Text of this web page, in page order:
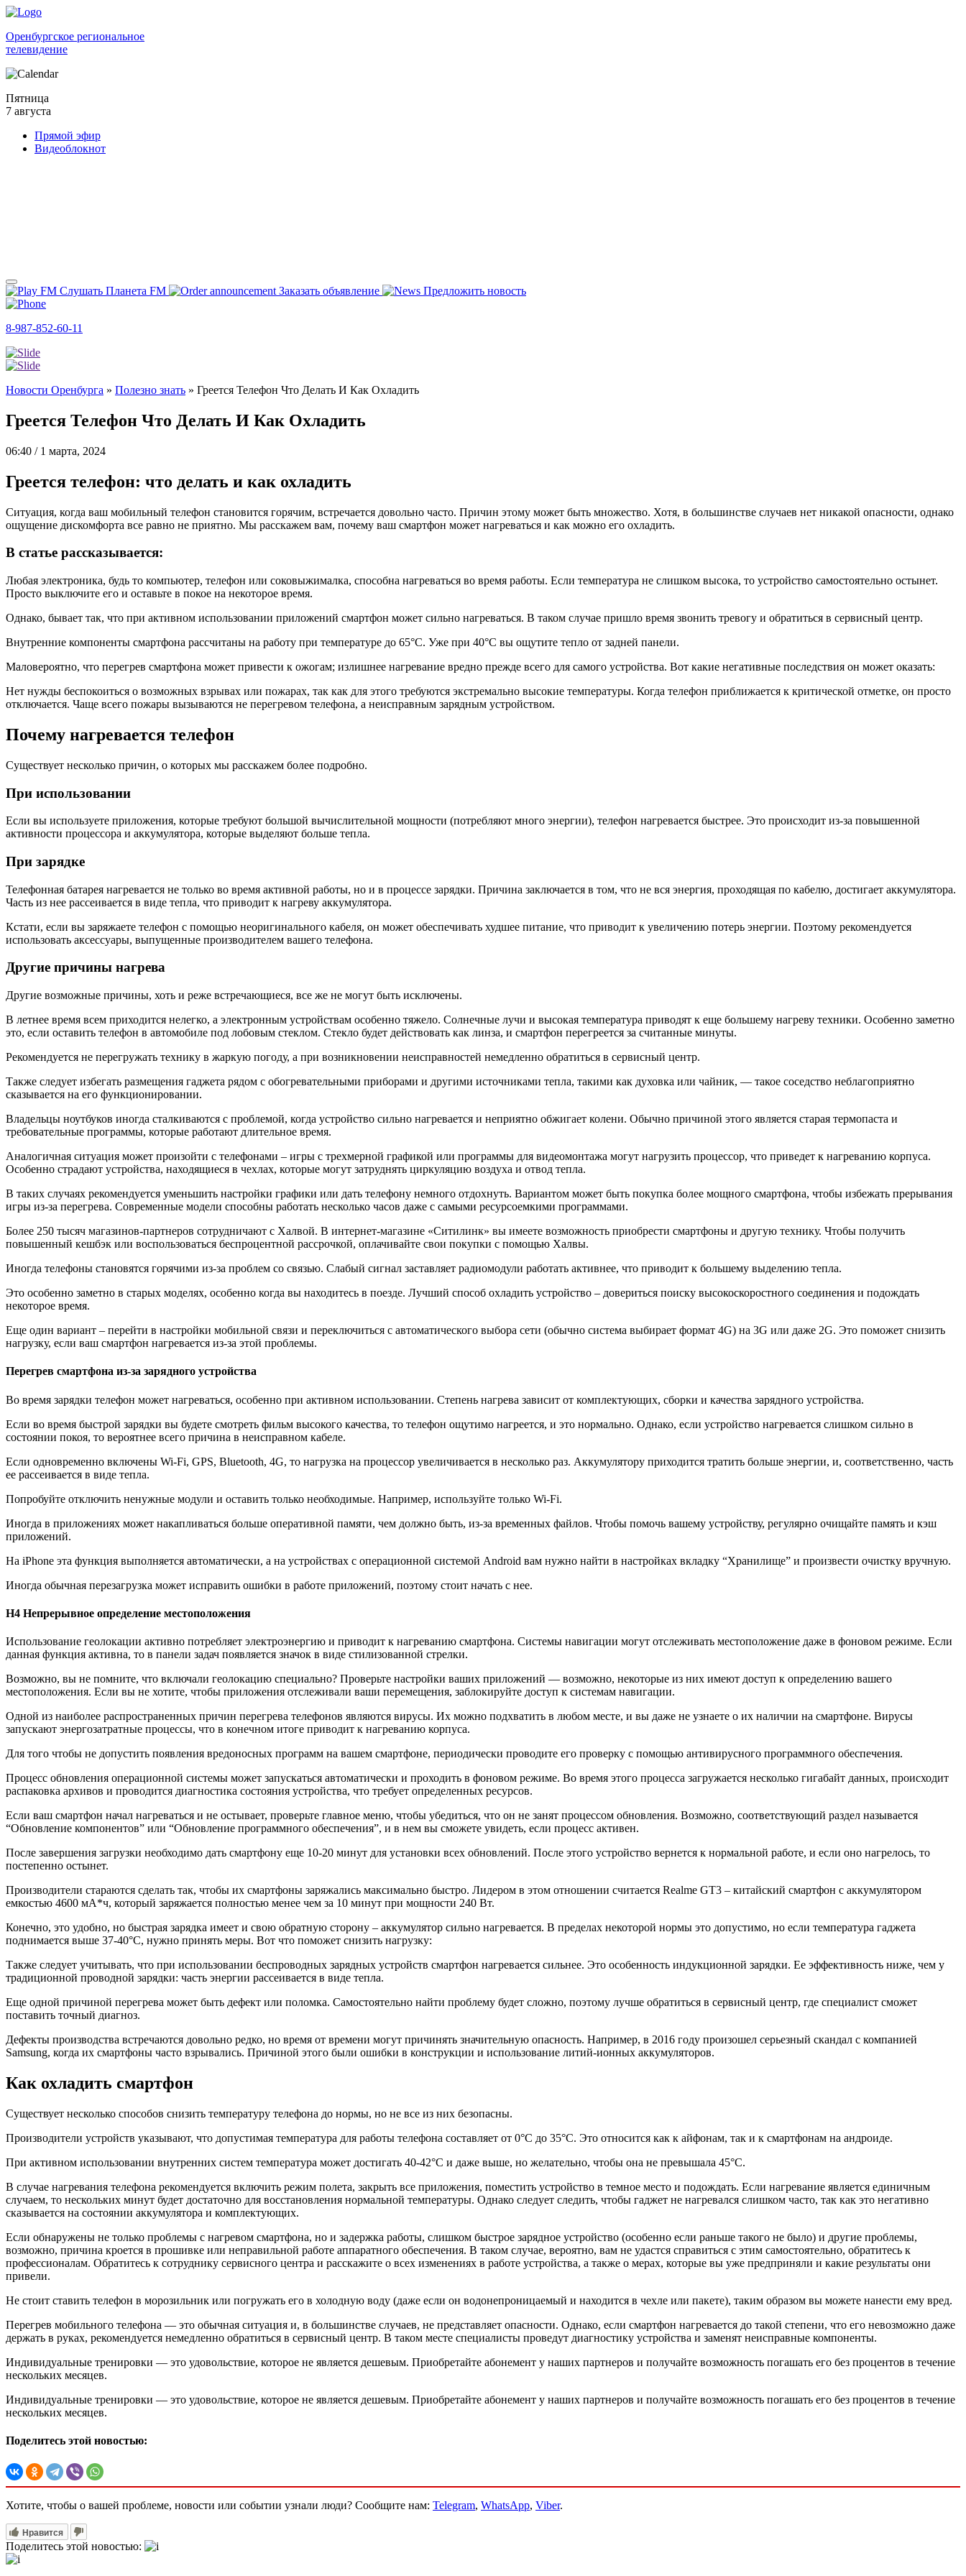
Оренбургское региональное
телевидение
Пятница
7 августа
Прямой эфир
Видеоблокнот
Слушать Планета FM Заказать объявление Предложить новость
8-987-852-60-11
Новости Оренбурга » Полезно знать » Греется Телефон Что Делать И Как Охладить
Греется Телефон Что Делать И Как Охладить
06:40 / 1 марта, 2024
Греется телефон: что делать и как охладить
Ситуация, когда ваш мобильный телефон становится горячим, встречается довольно часто. Причин этому может быть множество. Хотя, в большинстве случаев нет никакой опасности, однако
ощущение дискомфорта все равно не приятно. Мы расскажем вам, почему ваш смартфон может нагреваться и как можно его охладить.
В статье рассказывается:
Любая электроника, будь то компьютер, телефон или соковыжималка, способна нагреваться во время работы. Если температура не слишком высока, то устройство самостоятельно остынет.
Просто выключите его и оставьте в покое на некоторое время.
Однако, бывает так, что при активном использовании приложений смартфон может сильно нагреваться. В таком случае пришло время звонить тревогу и обратиться в сервисный центр.
Внутренние компоненты смартфона рассчитаны на работу при температуре до 65°С. Уже при 40°С вы ощутите тепло от задней панели.
Маловероятно, что перегрев смартфона может привести к ожогам; излишнее нагревание вредно прежде всего для самого устройства. Вот какие негативные последствия он может оказать:
Нет нужды беспокоиться о возможных взрывах или пожарах, так как для этого требуются экстремально высокие температуры. Когда телефон приближается к критической отметке, он просто
отключается. Чаще всего пожары вызываются не перегревом телефона, а неисправным зарядным устройством.
Почему нагревается телефон
Существует несколько причин, о которых мы расскажем более подробно.
При использовании
Если вы используете приложения, которые требуют большой вычислительной мощности (потребляют много энергии), телефон нагревается быстрее. Это происходит из-за повышенной
активности процессора и аккумулятора, которые выделяют больше тепла.
При зарядке
Телефонная батарея нагревается не только во время активной работы, но и в процессе зарядки. Причина заключается в том, что не вся энергия, проходящая по кабелю, достигает аккумулятора.
Часть из нее рассеивается в виде тепла, что приводит к нагреву аккумулятора.
Кстати, если вы заряжаете телефон с помощью неоригинального кабеля, он может обеспечивать худшее питание, что приводит к увеличению потерь энергии. Поэтому рекомендуется
использовать аксессуары, выпущенные производителем вашего телефона.
Другие причины нагрева
Другие возможные причины, хоть и реже встречающиеся, все же не могут быть исключены.
В летнее время всем приходится нелегко, а электронным устройствам особенно тяжело. Солнечные лучи и высокая температура приводят к еще большему нагреву техники. Особенно заметно
это, если оставить телефон в автомобиле под лобовым стеклом. Стекло будет действовать как линза, и смартфон перегреется за считанные минуты.
Рекомендуется не перегружать технику в жаркую погоду, а при возникновении неисправностей немедленно обратиться в сервисный центр.
Также следует избегать размещения гаджета рядом с обогревательными приборами и другими источниками тепла, такими как духовка или чайник, — такое соседство неблагоприятно
сказывается на его функционировании.
Владельцы ноутбуков иногда сталкиваются с проблемой, когда устройство сильно нагревается и неприятно обжигает колени. Обычно причиной этого является старая термопаста и
требовательные программы, которые работают длительное время.
Аналогичная ситуация может произойти с телефонами – игры с трехмерной графикой или программы для видеомонтажа могут нагрузить процессор, что приведет к нагреванию корпуса.
Особенно страдают устройства, находящиеся в чехлах, которые могут затруднять циркуляцию воздуха и отвод тепла.
В таких случаях рекомендуется уменьшить настройки графики или дать телефону немного отдохнуть. Вариантом может быть покупка более мощного смартфона, чтобы избежать прерывания
игры из-за перегрева. Современные модели способны работать несколько часов даже с самыми ресурсоемкими программами.
Более 250 тысяч магазинов-партнеров сотрудничают с Халвой. В интернет-магазине «Ситилинк» вы имеете возможность приобрести смартфоны и другую технику. Чтобы получить
повышенный кешбэк или воспользоваться беспроцентной рассрочкой, оплачивайте свои покупки с помощью Халвы.
Иногда телефоны становятся горячими из-за проблем со связью. Слабый сигнал заставляет радиомодули работать активнее, что приводит к большему выделению тепла.
Это особенно заметно в старых моделях, особенно когда вы находитесь в поезде. Лучший способ охладить устройство – довериться поиску высокоскоростного соединения и подождать
некоторое время.
Еще один вариант – перейти в настройки мобильной связи и переключиться с автоматического выбора сети (обычно система выбирает формат 4G) на 3G или даже 2G. Это поможет снизить
нагрузку, если ваш смартфон нагревается из-за этой проблемы.
Перегрев смартфона из-за зарядного устройства
Во время зарядки телефон может нагреваться, особенно при активном использовании. Степень нагрева зависит от комплектующих, сборки и качества зарядного устройства.
Если во время быстрой зарядки вы будете смотреть фильм высокого качества, то телефон ощутимо нагреется, и это нормально. Однако, если устройство нагревается слишком сильно в
состоянии покоя, то вероятнее всего причина в неисправном кабеле.
Если одновременно включены Wi-Fi, GPS, Bluetooth, 4G, то нагрузка на процессор увеличивается в несколько раз. Аккумулятору приходится тратить больше энергии, и, соответственно, часть
ее рассеивается в виде тепла.
Попробуйте отключить ненужные модули и оставить только необходимые. Например, используйте только Wi-Fi.
Иногда в приложениях может накапливаться больше оперативной памяти, чем должно быть, из-за временных файлов. Чтобы помочь вашему устройству, регулярно очищайте память и кэш
приложений.
На iPhone эта функция выполняется автоматически, а на устройствах с операционной системой Android вам нужно найти в настройках вкладку “Хранилище” и произвести очистку вручную.
Иногда обычная перезагрузка может исправить ошибки в работе приложений, поэтому стоит начать с нее.
H4 Непрерывное определение местоположения
Использование геолокации активно потребляет электроэнергию и приводит к нагреванию смартфона. Системы навигации могут отслеживать местоположение даже в фоновом режиме. Если
данная функция активна, то в панели задач появляется значок в виде стилизованной стрелки.
Возможно, вы не помните, что включали геолокацию специально? Проверьте настройки ваших приложений — возможно, некоторые из них имеют доступ к определению вашего
местоположения. Если вы не хотите, чтобы приложения отслеживали ваши перемещения, заблокируйте доступ к системам навигации.
Одной из наиболее распространенных причин перегрева телефонов являются вирусы. Их можно подхватить в любом месте, и вы даже не узнаете о их наличии на смартфоне. Вирусы
запускают энергозатратные процессы, что в конечном итоге приводит к нагреванию корпуса.
Для того чтобы не допустить появления вредоносных программ на вашем смартфоне, периодически проводите его проверку с помощью антивирусного программного обеспечения.
Процесс обновления операционной системы может запускаться автоматически и проходить в фоновом режиме. Во время этого процесса загружается несколько гигабайт данных, происходит
распаковка архивов и проводится диагностика состояния устройства, что требует определенных ресурсов.
Если ваш смартфон начал нагреваться и не остывает, проверьте главное меню, чтобы убедиться, что он не занят процессом обновления. Возможно, соответствующий раздел называется
“Обновление компонентов” или “Обновление программного обеспечения”, и в нем вы сможете увидеть, если процесс активен.
После завершения загрузки необходимо дать смартфону еще 10-20 минут для установки всех обновлений. После этого устройство вернется к нормальной работе, и если оно нагрелось, то
постепенно остынет.
Производители стараются сделать так, чтобы их смартфоны заряжались максимально быстро. Лидером в этом отношении считается Realme GT3 – китайский смартфон с аккумулятором
емкостью 4600 мА*ч, который заряжается полностью менее чем за 10 минут при мощности 240 Вт.
Конечно, это удобно, но быстрая зарядка имеет и свою обратную сторону – аккумулятор сильно нагревается. В пределах некоторой нормы это допустимо, но если температура гаджета
поднимается выше 37-40°C, нужно принять меры. Вот что поможет снизить нагрузку:
Также следует учитывать, что при использовании беспроводных зарядных устройств смартфон нагревается сильнее. Это особенность индукционной зарядки. Ее эффективность ниже, чем у
традиционной проводной зарядки: часть энергии рассеивается в виде тепла.
Еще одной причиной перегрева может быть дефект или поломка. Самостоятельно найти проблему будет сложно, поэтому лучше обратиться в сервисный центр, где специалист сможет
поставить точный диагноз.
Дефекты производства встречаются довольно редко, но время от времени могут причинять значительную опасность. Например, в 2016 году произошел серьезный скандал с компанией
Samsung, когда их смартфоны часто взрывались. Причиной этого были ошибки в конструкции и использование литий-ионных аккумуляторов.
Как охладить смартфон
Существует несколько способов снизить температуру телефона до нормы, но не все из них безопасны.
Производители устройств указывают, что допустимая температура для работы телефона составляет от 0°C до 35°C. Это относится как к айфонам, так и к смартфонам на андроиде.
При активном использовании внутренних систем температура может достигать 40-42°C и даже выше, но желательно, чтобы она не превышала 45°C.
В случае нагревания телефона рекомендуется включить режим полета, закрыть все приложения, поместить устройство в темное место и подождать. Если нагревание является единичным
случаем, то нескольких минут будет достаточно для восстановления нормальной температуры. Однако следует следить, чтобы гаджет не нагревался слишком часто, так как это негативно
сказывается на состоянии аккумулятора и комплектующих.
Если обнаружены не только проблемы с нагревом смартфона, но и задержка работы, слишком быстрое зарядное устройство (особенно если раньше такого не было) и другие проблемы,
возможно, причина кроется в прошивке или неправильной работе аппаратного обеспечения. В таком случае, вероятно, вам не удастся справиться с этим самостоятельно, обратитесь к
профессионалам. Обратитесь к сотруднику сервисного центра и расскажите о всех изменениях в работе устройства, а также о мерах, которые вы уже предприняли и какие результаты они
привели.
Не стоит ставить телефон в морозильник или погружать его в холодную воду (даже если он водонепроницаемый и находится в чехле или пакете), таким образом вы можете нанести ему вред.
Перегрев мобильного телефона — это обычная ситуация и, в большинстве случаев, не представляет опасности. Однако, если смартфон нагревается до такой степени, что его невозможно даже
держать в руках, рекомендуется немедленно обратиться в сервисный центр. В таком месте специалисты проведут диагностику устройства и заменят неисправные компоненты.
Индивидуальные тренировки — это удовольствие, которое не является дешевым. Приобретайте абонемент у наших партнеров и получайте возможность погашать его без процентов в течение
нескольких месяцев.
Индивидуальные тренировки — это удовольствие, которое не является дешевым. Приобретайте абонемент у наших партнеров и получайте возможность погашать его без процентов в течение
нескольких месяцев.
Поделитесь этой новостью:
Хотите, чтобы о вашей проблеме, новости или событии узнали люди? Сообщите нам: Telegram, WhatsApp, Viber.
Нравится
Поделитесь этой новостью: